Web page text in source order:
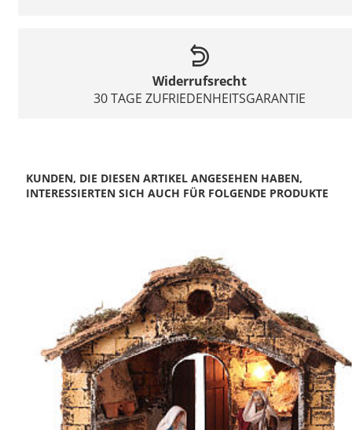
Widerrufsrecht
30 TAGE ZUFRIEDENHEITSGARANTIE
KUNDEN, DIE DIESEN ARTIKEL ANGESEHEN HABEN,
INTERESSIERTEN SICH AUCH FÜR FOLGENDE PRODUKTE